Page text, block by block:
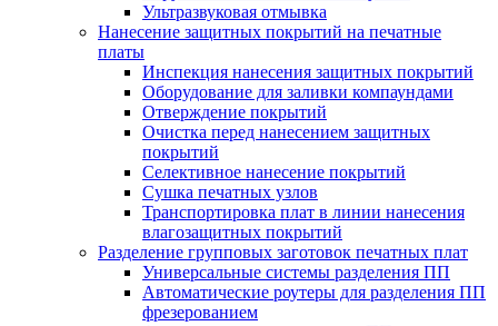
Ультразвуковая отмывка
Нанесение защитных покрытий на печатные
платы
Инспекция нанесения защитных покрытий
Оборудование для заливки компаундами
Отверждение покрытий
Очистка перед нанесением защитных
покрытий
Селективное нанесение покрытий
Сушка печатных узлов
Транспортировка плат в линии нанесения
влагозащитных покрытий
Разделение групповых заготовок печатных плат
Универсальные системы разделения ПП
Автоматические роутеры для разделения ПП
фрезерованием